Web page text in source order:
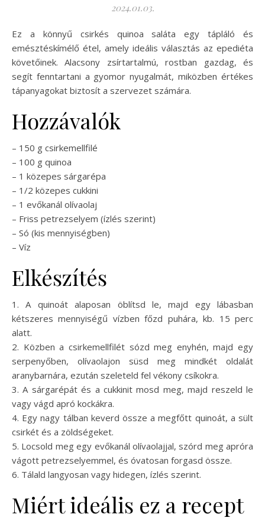
2024.01.03.
Ez a könnyű csirkés quinoa saláta egy tápláló és
emésztéskímélő étel, amely ideális választás az epediéta
követőinek. Alacsony zsírtartalmú, rostban gazdag, és
segít fenntartani a gyomor nyugalmát, miközben értékes
tápanyagokat biztosít a szervezet számára.
Hozzávalók
– 150 g csirkemellfilé
– 100 g quinoa
– 1 közepes sárgarépa
– 1/2 közepes cukkini
– 1 evőkanál olívaolaj
– Friss petrezselyem (ízlés szerint)
– Só (kis mennyiségben)
– Víz
Elkészítés
1. A quinoát alaposan öblítsd le, majd egy lábasban
kétszeres mennyiségű vízben főzd puhára, kb. 15 perc
alatt.
2. Közben a csirkemellfilét sózd meg enyhén, majd egy
serpenyőben, olívaolajon süsd meg mindkét oldalát
aranybarnára, ezután szeleteld fel vékony csíkokra.
3. A sárgarépát és a cukkinit mosd meg, majd reszeld le
vagy vágd apró kockákra.
4. Egy nagy tálban keverd össze a megfőtt quinoát, a sült
csirkét és a zöldségeket.
5. Locsold meg egy evőkanál olívaolajjal, szórd meg apróra
vágott petrezselyemmel, és óvatosan forgasd össze.
6. Tálald langyosan vagy hidegen, ízlés szerint.
Miért ideális ez a recept